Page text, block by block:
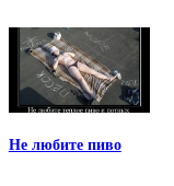
Не любите пиво